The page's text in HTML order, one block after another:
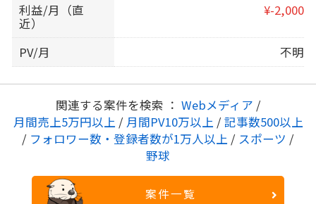
利益/月（直
近）
¥-2,000
PV/月 不明
関連する案件を検索 ： Webメディア /
月間売上5万円以上 / 月間PV10万以上 / 記事数500以上
/ フォロワー数・登録者数が1万人以上 / スポーツ /
野球
案件一覧